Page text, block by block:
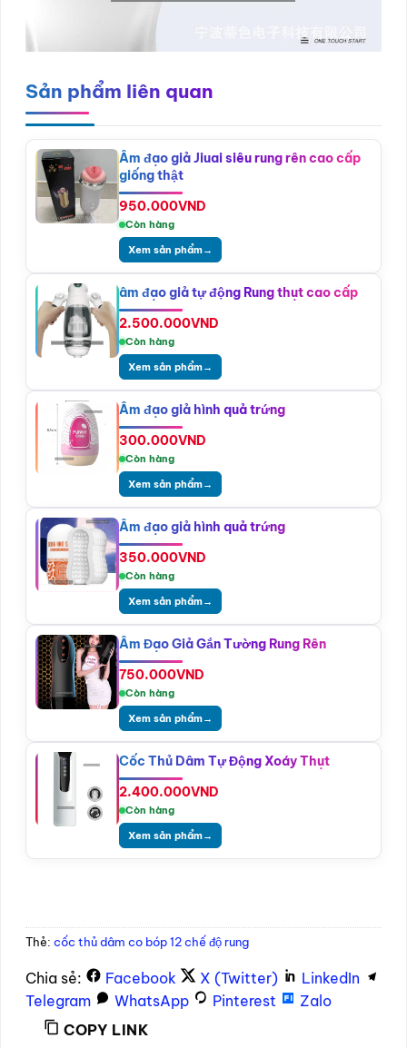
Sản phẩm liên quan
Âm đạo giả Jiuai siêu rung rên cao cấp
giống thật
950.000VND
Còn hàng
Xem sản phẩm→
âm đạo giả tự động Rung thụt cao cấp
2.500.000VND
Còn hàng
Xem sản phẩm→
Âm đạo giả hình quả trứng
300.000VND
Còn hàng
Xem sản phẩm→
Âm đạo giả hình quả trứng
350.000VND
Còn hàng
Xem sản phẩm→
Âm Đạo Giả Gắn Tường Rung Rên
750.000VND
Còn hàng
Xem sản phẩm→
Cốc Thủ Dâm Tự Động Xoáy Thụt
2.400.000VND
Còn hàng
Xem sản phẩm→
Thẻ: cốc thủ dâm co bóp 12 chế độ rung
Chia sẻ: Facebook X (Twitter)
LinkedIn
Telegram
WhatsApp Pinterest
Zalo
COPY LINK